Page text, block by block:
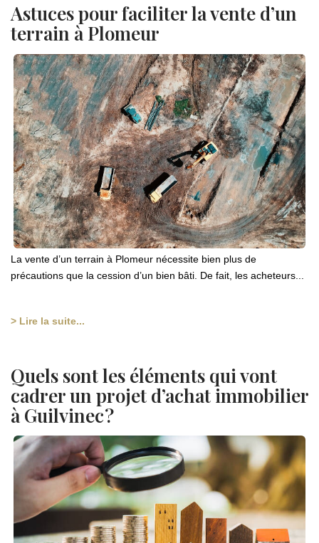
Astuces pour faciliter la vente d’un
terrain à Plomeur
La vente d’un terrain à Plomeur nécessite bien plus de
précautions que la cession d’un bien bâti. De fait, les acheteurs...
> Lire la suite...
Quels sont les éléments qui vont
cadrer un projet d’achat immobilier
à Guilvinec ?